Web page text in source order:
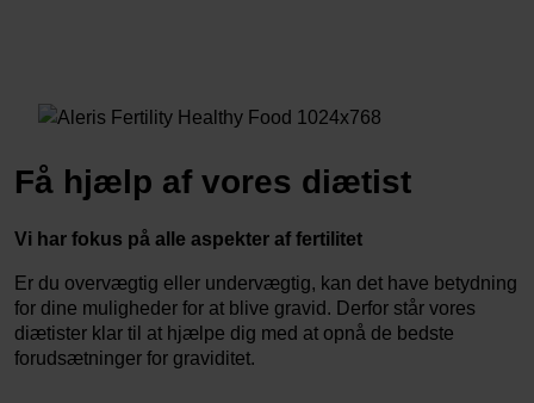
Få hjælp af vores diætist
Vi har fokus på alle aspekter af fertilitet
Er du overvægtig eller undervægtig, kan det have betydning
for dine muligheder for at blive gravid. Derfor står vores
diætister klar til at hjælpe dig med at opnå de bedste
forudsætninger for graviditet.